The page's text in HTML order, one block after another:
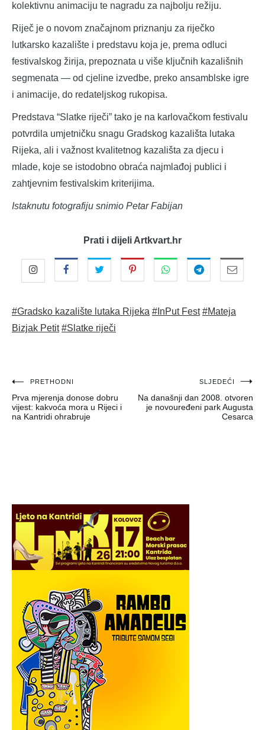
kolektivnu animaciju te nagradu za najbolju režiju.
Riječ je o novom značajnom priznanju za riječko
lutkarsko kazalište i predstavu koja je, prema odluci
festivalskog žirija, prepoznata u više ključnih kazališnih
segmenata — od cjeline izvedbe, preko ansamblske igre
i animacije, do redateljskog rukopisa.
Predstava “Slatke riječi” tako je na karlovačkom festivalu
potvrdila umjetničku snagu Gradskog kazališta lutaka
Rijeka, ali i važnost kvalitetnog kazališta za djecu i
mlade, koje se istodobno obraća najmlađoj publici i
zahtjevnim festivalskim kriterijima.
Istaknutu fotografiju snimio Petar Fabijan
Prati i dijeli Artkvart.hr
#Gradsko kazalište lutaka Rijeka #InPut Fest #Mateja
Bizjak Petit #Slatke riječi
Navigacija
objava
PRETHODNI
Prva mjerenja donose dobru
vijest: kakvoća mora u Rijeci i
na Kantridi ohrabruje
SLJEDEĆI
Na današnji dan 2008. otvoren
je novouređeni park Augusta
Cesarca